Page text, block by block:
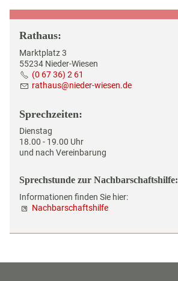
Rathaus:
Marktplatz 3
55234 Nieder-Wiesen
(0 67 36) 2 61
r th s n d r-w s n d
Sprechzeiten:
Dienstag
18.00 - 19.00 Uhr
und nach Vereinbarung
Sprechstunde zur Nachbarschaftshilfe:
Informationen finden Sie hier:
Nachbarschaftshilfe